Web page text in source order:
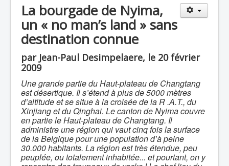
La bourgade de Nyima,
un « no man’s land » sans
destination connue
par Jean-Paul Desimpelaere, le 20 février
2009
Une grande partie du Haut-plateau de Changtang
est désertique. Il s’étend à plus de 5000 mètres
d’altitude et se situe à la croisée de la R .A.T., du
Xinjiang et du Qinghai. Le canton de Nyima couvre
en partie le Haut-plateau de Changtang. Il
administre une région qui vaut cinq fois la surface
de la Belgique pour une population d’à peine
30.000 habitants. La région est très étendue, peu
peuplée, ou totalement inhabitée... et pourtant, on y